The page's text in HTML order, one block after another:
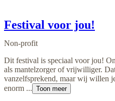
Festival voor jou!
Non-profit
Dit festival is speciaal voor jou!
als mantelzorger of vrijwilliger.
vanzelfsprekend, maar wij willen
enorm ... Toon meer